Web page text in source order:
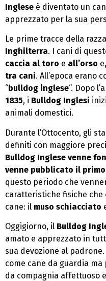
Inglese è diventato un
apprezzato per la sua
Le prime tracce della
Inghilterra. I cani di
caccia al toro e all’orso
tra cani. All’epoca erano
“bulldog inglese“. Dopo
1835, i Bulldog Inglesi
animali domestici.
Durante l’Ottocento, gli
definiti con maggiore
Bulldog Inglese venne
venne pubblicato il
questo periodo che
caratteristiche fisiche
cane: il muso schiacciato
Oggigiorno, il Bulldog
amato e apprezzato in
sua devozione al
come cane da guardia
da compagnia affettuoso